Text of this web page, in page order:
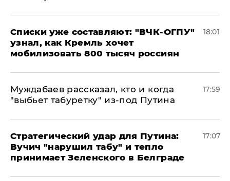
Списки уже составляют: "ВЧК-ОГПУ"
узнал, как Кремль хочет
мобилизовать 800 тысяч россиян
18:01
Муждабаев рассказал, кто и когда
"выбьет табуретку" из-под Путина
17:59
Стратегический удар для Путина:
Вучич "нарушил табу" и тепло
принимает Зеленского в Белграде
17:07